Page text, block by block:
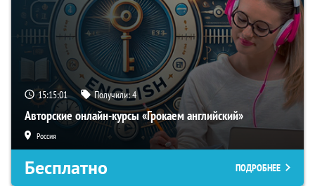
15:15:00 Получили:4
Авторские онлайн-курсы «Грокаем английский»
Россия
Бесплатно ПОДРОБНЕЕ